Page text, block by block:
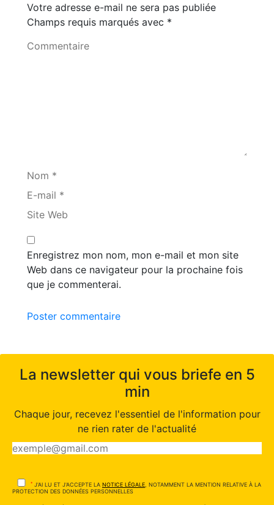
Votre adresse e-mail ne sera pas publiée
Champs requis marqués avec *
Commentaire
Nom *
E-mail *
Site Web
Enregistrez mon nom, mon e-mail et mon site
Web dans ce navigateur pour la prochaine fois
que je commenterai.
Poster commentaire
La newsletter qui vous briefe en 5
min
Chaque jour, recevez l'essentiel de l'information pour
ne rien rater de l'actualité
* J'AI LU ET J'ACCEPTE LA NOTICE LÉGALE, NOTAMMENT LA MENTION RELATIVE À LA
PROTECTION DES DONNÉES PERSONNELLES